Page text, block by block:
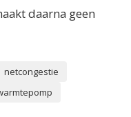
daarna geen
netcongestie